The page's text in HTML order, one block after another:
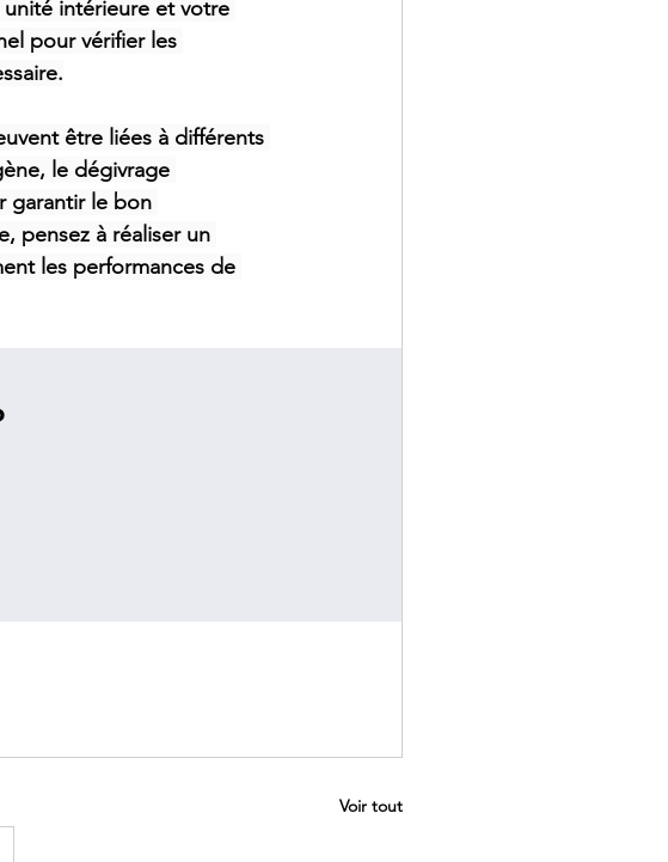
intérieure et votre
pour vérifier les
être liées à différents
le dégivrage
garantir le bon
pensez à réaliser un
les performances de
Voir tout